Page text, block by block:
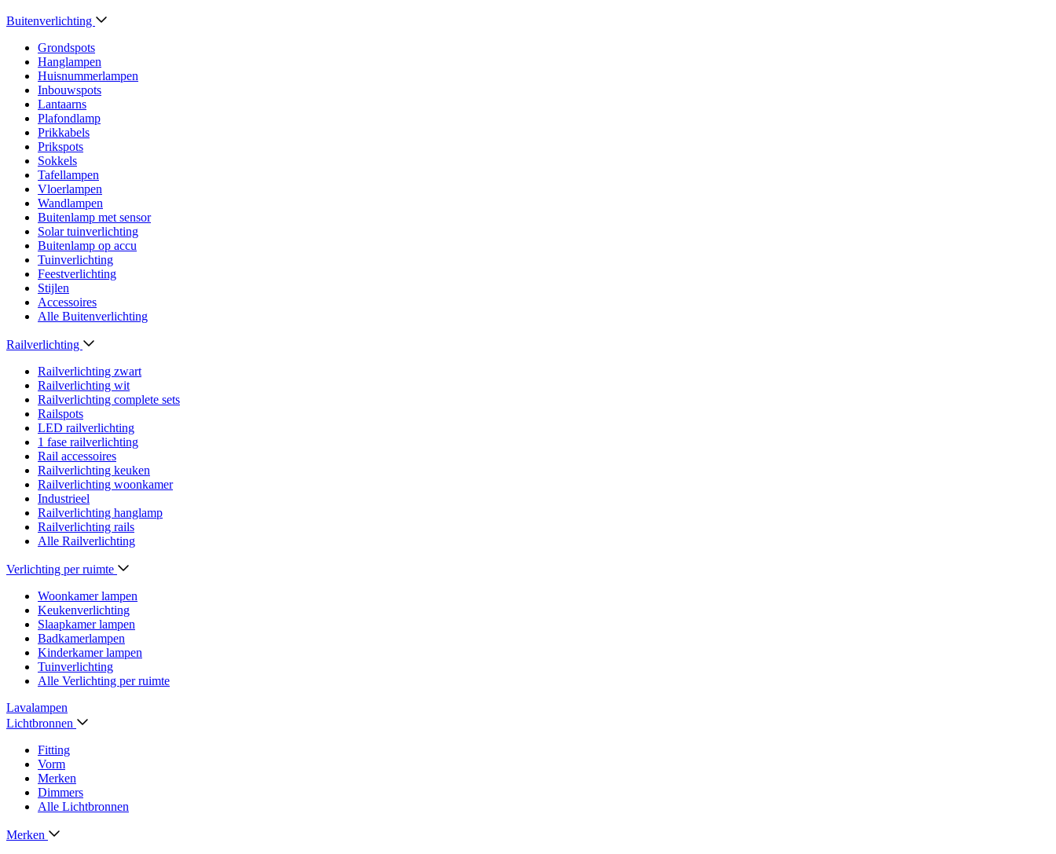
Buitenverlichting
Grondspots
Hanglampen
Huisnummerlampen
Inbouwspots
Lantaarns
Plafondlamp
Prikkabels
Prikspots
Sokkels
Tafellampen
Vloerlampen
Wandlampen
Buitenlamp met sensor
Solar tuinverlichting
Buitenlamp op accu
Tuinverlichting
Feestverlichting
Stijlen
Accessoires
Alle Buitenverlichting
Railverlichting
Railverlichting zwart
Railverlichting wit
Railverlichting complete sets
Railspots
LED railverlichting
1 fase railverlichting
Rail accessoires
Railverlichting keuken
Railverlichting woonkamer
Industrieel
Railverlichting hanglamp
Railverlichting rails
Alle Railverlichting
Verlichting per ruimte
Woonkamer lampen
Keukenverlichting
Slaapkamer lampen
Badkamerlampen
Kinderkamer lampen
Tuinverlichting
Alle Verlichting per ruimte
Lavalampen
Lichtbronnen
Fitting
Vorm
Merken
Dimmers
Alle Lichtbronnen
Merken